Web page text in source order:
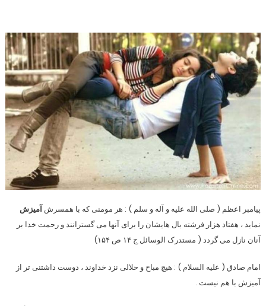
پیامبر اعظم ( صلی الله علیه و آله و سلم ) : هر مومنی که با همسرشآمیزش
نماید ، هفتاد هزار فرشته بال هایشان را برای آنها می گسترانند و رحمت خدا بر
آنان نازل می گردد ( مستدرک الوسائل ج ۱۴ ص ۱۵۴)
امام صادق ( علیه السلام ) : هیچ مباح و حلالی نزد خداوند ، دوست داشتنی تر از
آمیزش با هم نیست .